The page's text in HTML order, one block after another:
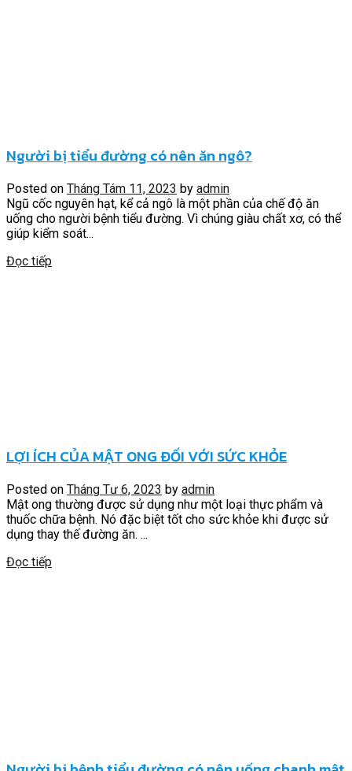
Người bị tiểu đường có nên ăn ngô?
Posted on Tháng Tám 11, 2023 by admin
Ngũ cốc nguyên hạt, kể cả ngô là một phần của chế độ ăn
uống cho người bệnh tiểu đường. Vì chúng giàu chất xơ, có thể
giúp kiểm soát...
Đọc tiếp
LỢI ÍCH CỦA MẬT ONG ĐỐI VỚI SỨC KHỎE
Posted on Tháng Tư 6, 2023 by admin
Mật ong thường được sử dụng như một loại thực phẩm và
thuốc chữa bệnh. Nó đặc biệt tốt cho sức khỏe khi được sử
dụng thay thế đường ăn. ...
Đọc tiếp